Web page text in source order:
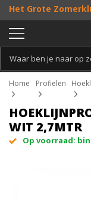
Het Grote
bestelling vanaf
Persoonlijk & gratis
Home Profielen
WIT 2,7MTR
Op voorraad: